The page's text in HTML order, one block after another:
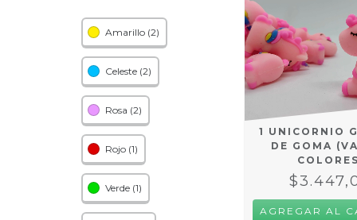
Amarillo (2)
Celeste (2)
Rosa (2)
Rojo (1)
Verde (1)
1 UNICORNIO
DE GOMA
AGREGAR AL